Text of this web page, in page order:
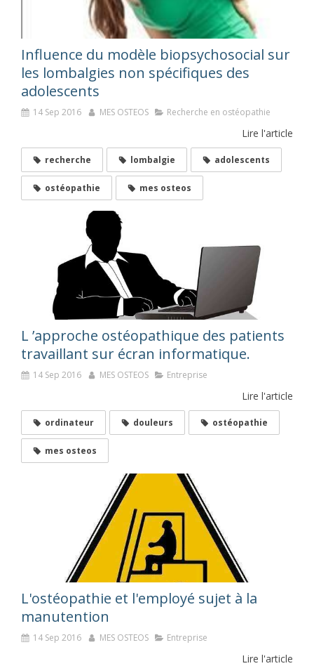
Influence du modèle biopsychosocial sur
les lombalgies non spécifiques des
adolescents
14 Sep 2016 MES OSTEOS Recherche en ostéopathie
Lire l'article
recherche lombalgie adolescents
ostéopathie mes osteos
​L ’approche ostéopathique des patients
travaillant sur écran informatique.
14 Sep 2016 MES OSTEOS Entreprise
Lire l'article
ordinateur douleurs ostéopathie
mes osteos
L'ostéopathie et l'employé sujet à la
manutention
14 Sep 2016 MES OSTEOS Entreprise
Lire l'article